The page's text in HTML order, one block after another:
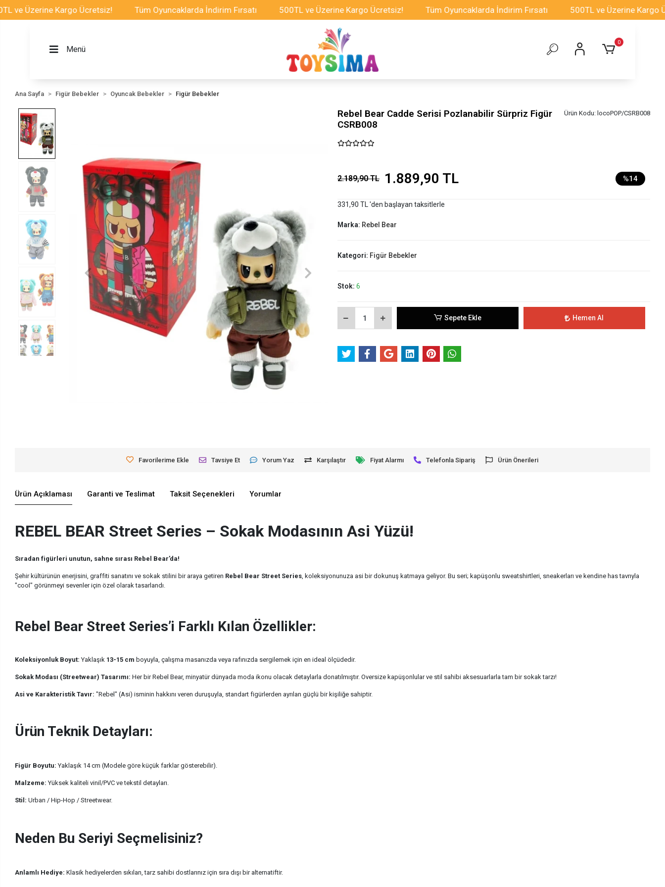
Üzerine Kargo Ücretsiz! Tüm Oyuncaklarda İndirim Fırsatı 500TL ve Üzerine Kargo Ücretsiz! Tüm Oyuncaklarda İndirim Fırsatı 500TL ve Üzerine Kargo
Menü
0
Ana Sayfa Figür Bebekler Oyuncak Bebekler Figür Bebekler
Rebel Bear Cadde Serisi Pozlanabilir Sürpriz Figür
CSRB008
Ürün Kodu: locoPOP/CSRB008
2.189,90 TL 1.889,90 TL %14
331,90 TL 'den başlayan taksitlerle
Marka: Rebel Bear
Kategori: Figür Bebekler
Stok: 6
Sepete Ekle Hemen Al
Favorilerime Ekle Tavsiye Et Yorum Yaz Karşılaştır Fiyat Alarmı Telefonla Sipariş Ürün Önerileri
Ürün Açıklaması Garanti ve Teslimat Taksit Seçenekleri Yorumlar
REBEL BEAR Street Series – Sokak Modasının Asi Yüzü!
Sıradan figürleri unutun, sahne sırası Rebel Bear’da!
Şehir kültürünün enerjisini, graffiti sanatını ve sokak stilini bir araya getiren Rebel Bear Street Series , koleksiyonunuza asi bir dokunuş katmaya geliyor. Bu seri; kapüşonlu sweatshirtleri, sneakerları ve kendine has tavrıyla
"cool" görünmeyi sevenler için özel olarak tasarlandı.
Rebel Bear Street Series’i Farklı Kılan Özellikler:
Koleksiyonluk Boyut: Yaklaşık 13-15 cm boyuyla, çalışma masanızda veya rafınızda sergilemek için en ideal ölçüdedir.
Sokak Modası (Streetwear) Tasarımı: Her bir Rebel Bear, minyatür dünyada moda ikonu olacak detaylarla donatılmıştır. Oversize kapüşonlular ve stil sahibi aksesuarlarla tam bir sokak tarzı!
Asi ve Karakteristik Tavır: "Rebel" (Asi) isminin hakkını veren duruşuyla, standart figürlerden ayrılan güçlü bir kişiliğe sahiptir.
Ürün Teknik Detayları:
Figür Boyutu: Yaklaşık 14 cm (Modele göre küçük farklar gösterebilir).
Malzeme: Yüksek kaliteli vinil/PVC ve tekstil detayları.
Stil: Urban / Hip-Hop / Streetwear.
Neden Bu Seriyi Seçmelisiniz?
Anlamlı Hediye: Klasik hediyelerden sıkılan, tarz sahibi dostlarınız için sıra dışı bir alternatiftir.